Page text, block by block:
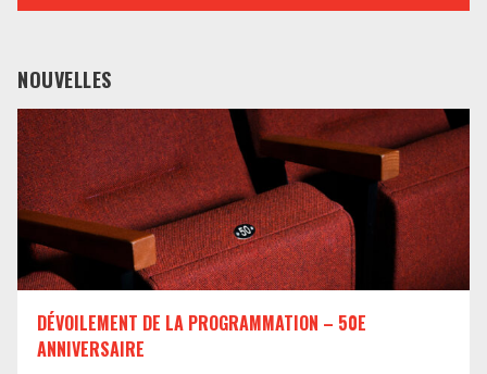
NOUVELLES
DÉVOILEMENT DE LA PROGRAMMATION – 50E
ANNIVERSAIRE